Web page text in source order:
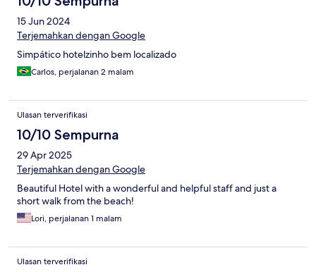
15 Jun 2024
Terjemahkan dengan Google
Simpático hotelzinho bem localizado
Carlos, perjalanan 2 malam
Ulasan terverifikasi
10/10 Sempurna
29 Apr 2025
Terjemahkan dengan Google
Beautiful Hotel with a wonderful and helpful staff and just a
short walk from the beach!
Lori, perjalanan 1 malam
Ulasan terverifikasi